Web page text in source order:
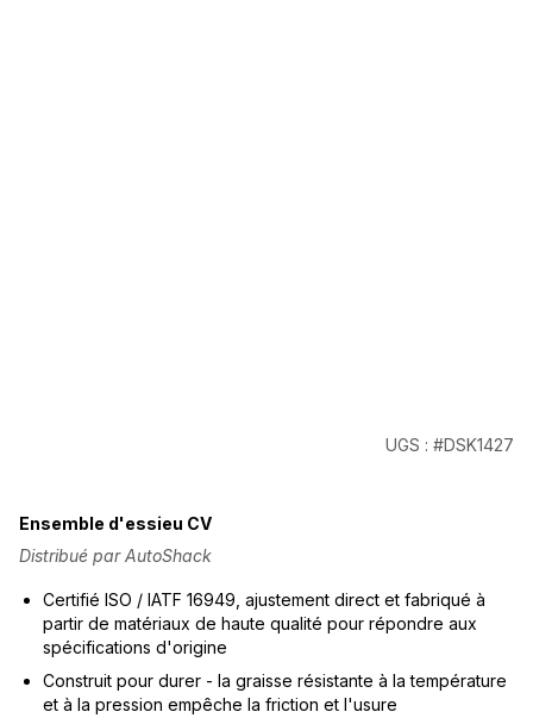
UGS : #DSK1427
Ensemble d'essieu CV
Distribué par AutoShack
Certifié ISO / IATF 16949, ajustement direct et fabriqué à
partir de matériaux de haute qualité pour répondre aux
spécifications d'origine
Construit pour durer - la graisse résistante à la température
et à la pression empêche la friction et l'usure